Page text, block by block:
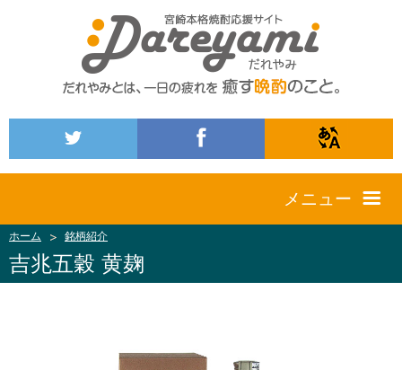
メニュー
ホーム 銘柄紹介
吉兆五穀 黄麹